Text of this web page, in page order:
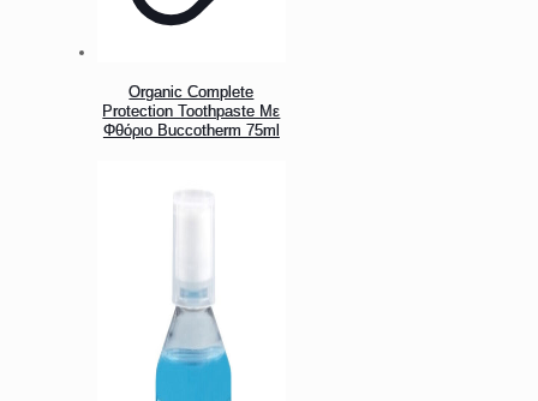
Organic Complete
Protection Toothpaste Με
Φθόριο Buccotherm 75ml